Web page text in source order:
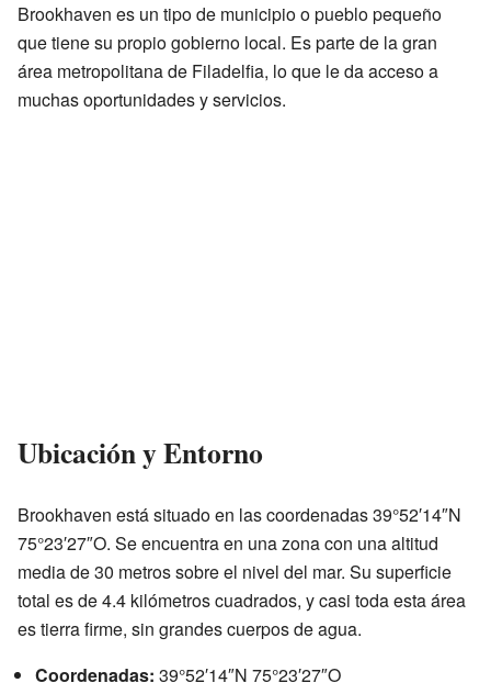
Brookhaven es un tipo de municipio o pueblo pequeño
que tiene su propio gobierno local. Es parte de la gran
área metropolitana de Filadelfia, lo que le da acceso a
muchas oportunidades y servicios.
Ubicación y Entorno
Brookhaven está situado en las coordenadas 39°52′14″N
75°23′27″O. Se encuentra en una zona con una altitud
media de 30 metros sobre el nivel del mar. Su superficie
total es de 4.4 kilómetros cuadrados, y casi toda esta área
es tierra firme, sin grandes cuerpos de agua.
Coordenadas: 39°52′14″N 75°23′27″O